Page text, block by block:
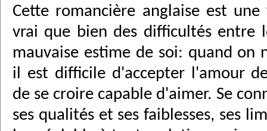
Cette romancière anglaise est
vrai que bien des difficultés entre
mauvaise estime de soi: quand on
il est difficile d'accepter l'amour
de se croire capable d'aimer. Se
ses qualités et ses faiblesses, ses